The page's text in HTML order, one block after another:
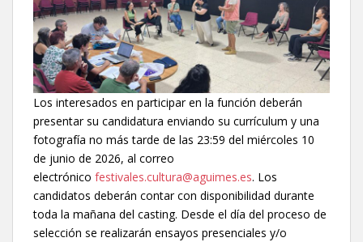
Los interesados en participar en la función deberán
presentar su candidatura enviando su currículum y una
fotografía no más tarde de las 23:59 del miércoles 10
de junio de 2026, al correo
electrónico festivales.cultura@aguimes.es. Los
candidatos deberán contar con disponibilidad durante
toda la mañana del casting. Desde el día del proceso de
selección se realizarán ensayos presenciales y/o